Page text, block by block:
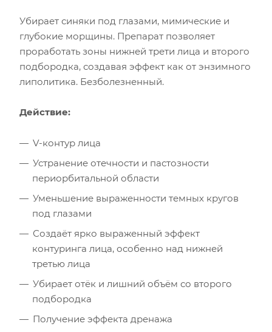
Убирает синяки под глазами, мимические и
глубокие морщины. Препарат позволяет
проработать зоны нижней трети лица и второго
подбородка, создавая эффект как от энзимного
липолитика. Безболезненный.
Действие:
V-контур лица
Устранение отечности и пастозности
периорбитальной области
Уменьшение выраженности темных кругов
под глазами
Создаёт ярко выраженный эффект
контуринга лица, особенно над нижней
третью лица
Убирает отёк и лишний объём со второго
подбородка
Получение эффекта дренажа